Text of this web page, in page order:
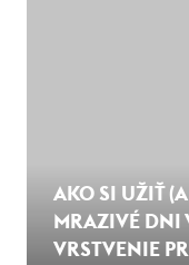
AKO SI UŽIŤ
MRAZIVÉ DNI
VRSTVENIE